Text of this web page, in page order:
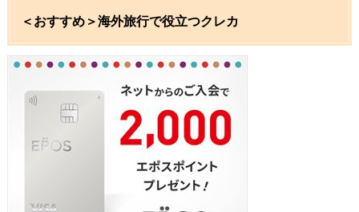
＜おすすめ＞海外旅行で役立つクレカ